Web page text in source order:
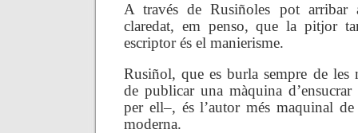
A través de Rusiñoles pot arribar
claredat, em penso, que la pitjor
escriptor és el manierisme.
Rusiñol, que es burla sempre de les
de publicar una màquina
per ell–, és l’autor més maquinal de
moderna.